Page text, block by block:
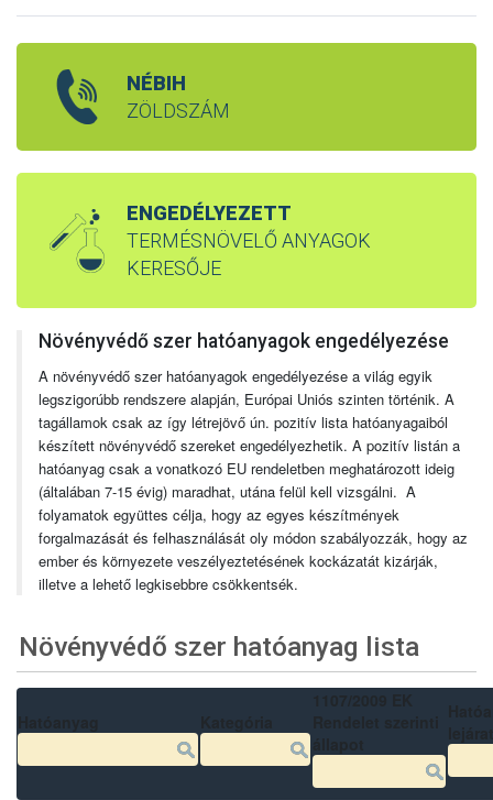
NÉBIH
ZÖLDSZÁM
ENGEDÉLYEZETT
TERMÉSNÖVELŐ ANYAGOK
KERESŐJE
Növényvédő szer hatóanyagok engedélyezése
A növényvédő szer hatóanyagok engedélyezése a világ egyik
legszigorúbb rendszere alapján, Európai Uniós szinten történik. A
tagállamok csak az így létrejövő ún. pozitív lista hatóanyagaiból
készített növényvédő szereket engedélyezhetik. A pozitív listán a
hatóanyag csak a vonatkozó EU rendeletben meghatározott ideig
(általában 7-15 évig) maradhat, utána felül kell vizsgálni. A
folyamatok együttes célja, hogy az egyes készítmények
forgalmazását és felhasználását oly módon szabályozzák, hogy az
ember és környezete veszélyeztetésének kockázatát kizárják,
illetve a lehető legkisebbre csökkentsék.
Növényvédő szer hatóanyag lista